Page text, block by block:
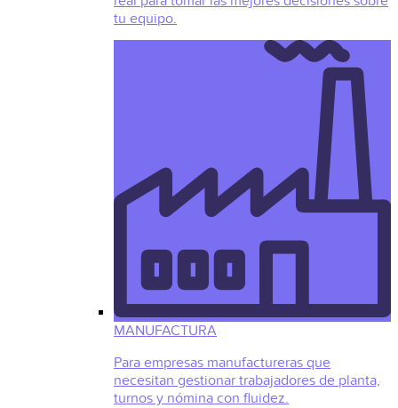
tu equipo.
MANUFACTURA
Para empresas manufactureras que
necesitan gestionar trabajadores de planta,
turnos y nómina con fluidez.